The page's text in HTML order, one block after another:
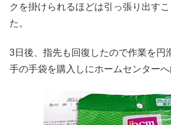
クを掛けられるほどは引っ張り出す
た。
3日後、指先も回復したので作業を円
手の手袋を購入しにホームセンターへ